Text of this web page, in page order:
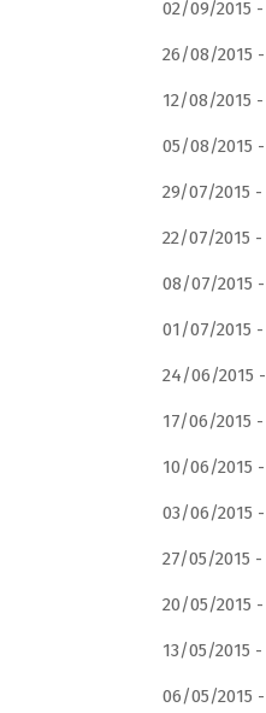
02/09/2015 -
26/08/2015 -
12/08/2015 -
05/08/2015 -
29/07/2015 -
22/07/2015 -
08/07/2015 -
01/07/2015 -
24/06/2015 -
17/06/2015 -
10/06/2015 -
03/06/2015 -
27/05/2015 -
20/05/2015 -
13/05/2015 -
06/05/2015 -